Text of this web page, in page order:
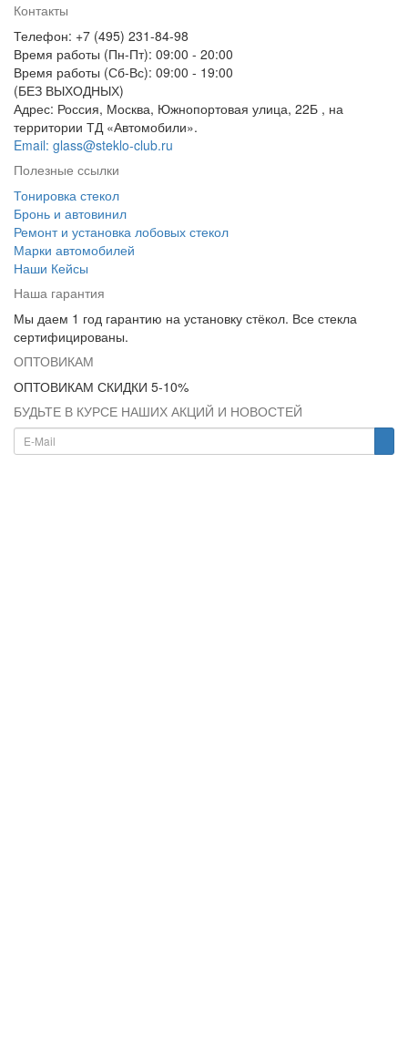
Контакты
Телефон: +7 (495) 231-84-98
Время работы (Пн-Пт): 09:00 - 20:00
Время работы (Сб-Вс): 09:00 - 19:00
(БЕЗ ВЫХОДНЫХ)
Адрес: Россия, Москва, Южнопортовая улица, 22Б , на
территории ТД «Автомобили».
Email: glass@steklo-club.ru
Полезные ссылки
Тонировка стекол
Бронь и автовинил
Ремонт и установка лобовых стекол
Марки автомобилей
Наши Кейсы
Наша гарантия
Мы даем 1 год гарантию на установку стёкол. Все стекла
сертифицированы.
ОПТОВИКАМ
ОПТОВИКАМ СКИДКИ 5-10%
БУДЬТЕ В КУРСЕ НАШИХ АКЦИЙ И НОВОСТЕЙ